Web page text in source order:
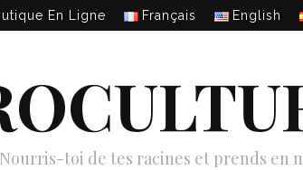
En Ligne Français English
Nourris-toi de tes racines et prends en